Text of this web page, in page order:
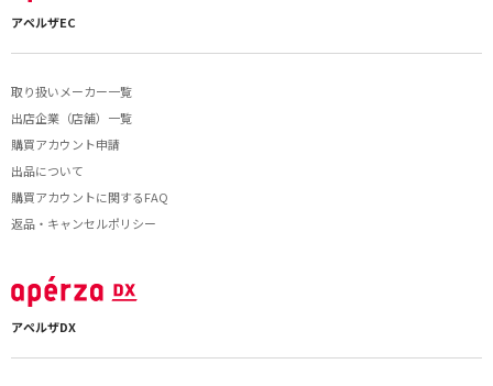
アペルザEC
取り扱いメーカー一覧
出店企業（店舗）一覧
購買アカウント申請
出品について
購買アカウントに関するFAQ
返品・キャンセルポリシー
アペルザDX